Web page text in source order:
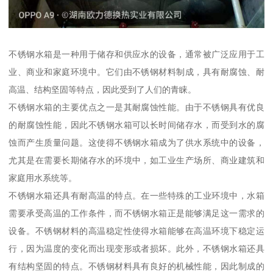
不锈钢水箱是一种用于储存和供应水的设备，通常被广泛应用于工
业、商业和家庭环境中。它们由不锈钢材料制成，具有耐腐蚀、耐
高温、结构坚固等特点，因此受到了人们的青睐。
不锈钢水箱的主要优点之一是其耐腐蚀性能。由于不锈钢具有优良
的耐腐蚀性能，因此不锈钢水箱可以长时间储存水，而受到水的腐
蚀而产生质量问题。这使得不锈钢水箱成为了供水系统中的设备，
尤其是在需要长期储存水的环境中，如工业生产场所、商业建筑和
家庭用水系统等。
不锈钢水箱还具有耐高温的特点。在一些特殊的工业环境中，水箱
需要承受高温的工作条件，而不锈钢水箱正是能够满足这一需求的
设备。不锈钢材料的高温稳定性使得水箱能够在高温环境下稳定运
行，因为温度的变化而出现变形或者损坏。此外，不锈钢水箱还具
有结构坚固的特点。不锈钢材料具有良好的机械性能，因此制成的